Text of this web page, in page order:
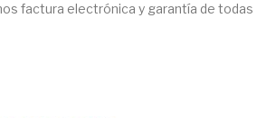
factura electrónica y garantía de todas